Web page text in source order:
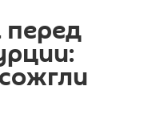
перед